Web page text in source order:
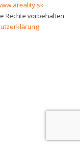
Rechte vorbehalten.